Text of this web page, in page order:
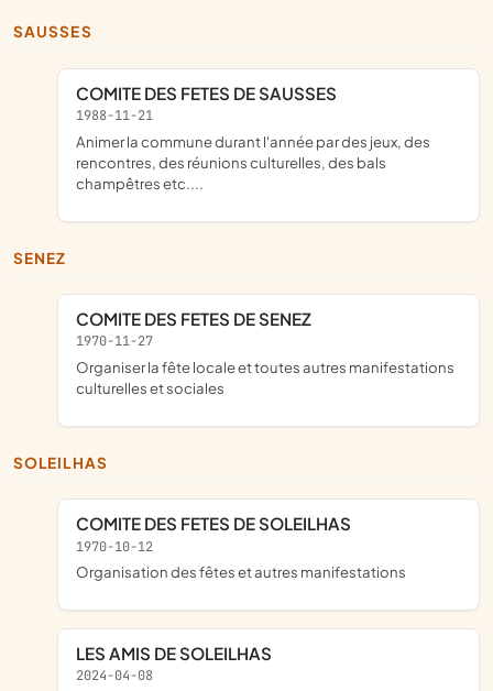
SAUSSES
COMITE DES FETES DE SAUSSES
1988-11-21
animer la commune durant l'année par des jeux, des
rencontres, des réunions culturelles, des bals
champêtres etc....
SENEZ
COMITE DES FETES DE SENEZ
1970-11-27
organiser la fête locale et toutes autres manifestations
culturelles et sociales
SOLEILHAS
COMITE DES FETES DE SOLEILHAS
1970-10-12
organisation des fêtes et autres manifestations
LES AMIS DE SOLEILHAS
2024-04-08